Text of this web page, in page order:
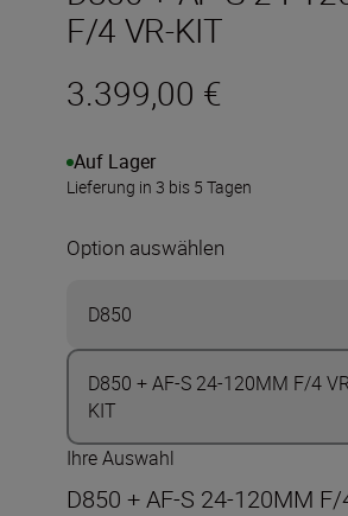
F/4 VR-KIT
3.399,00 €
Auf Lager
Lieferung in 3 bis 5 Tagen
Option auswählen
D850
D850 + AF-S 24-120MM F/4
KIT
Ihre Auswahl
D850 + AF-S 24-120MM F/